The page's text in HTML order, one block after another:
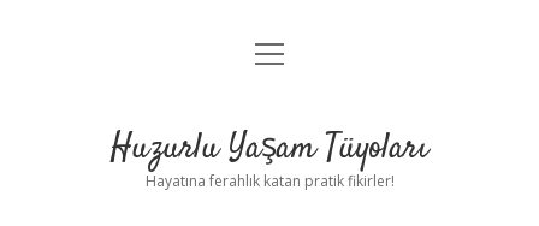
Anasayfa
Yasal Uyarı
menüyü
Huzurlu Yaşam Tüyoları
Hayatına ferahlık katan pratik fikirler!